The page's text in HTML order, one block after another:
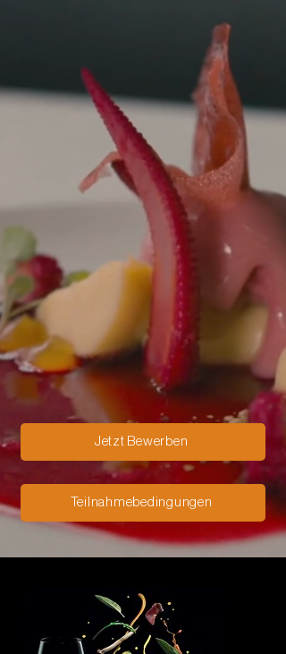
Jetzt Bewerben
Teilnahmebedingungen